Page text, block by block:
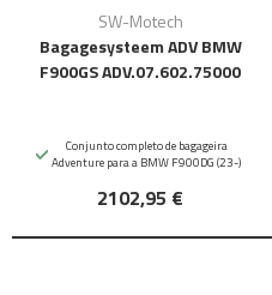
SW-Motech
Bagagesysteem ADV BMW
F900GS ADV.07.602.75000
Conjunto completo de bagageira
Adventure para a BMW F900DG (23-)
2102,95 €